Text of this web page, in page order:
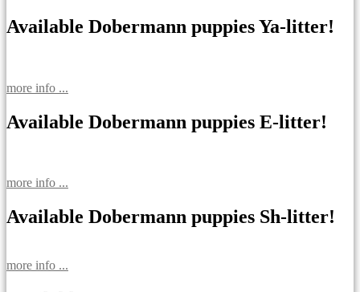
Available Dobermann puppies Ya-litter!
more info ...
Available Dobermann puppies E-litter!
more info ...
Available Dobermann puppies Sh-litter!
more info ...